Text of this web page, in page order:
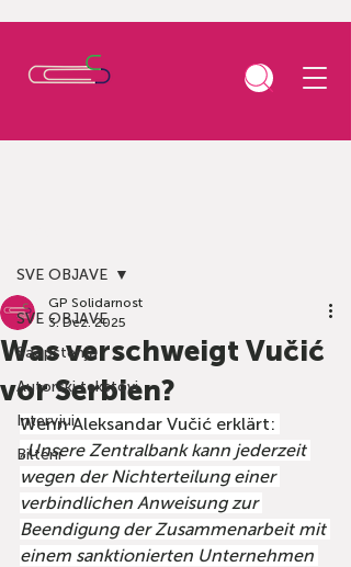
SVE OBJAVE
Saopštenja
Autorski tekstovi
Intervjui
Bilteni
SVE OBJAVE
Was verschweigt Vučić
vor Serbien?
GP Solidarnost
3. Dez. 2025
Wenn Aleksandar Vučić erklärt:
„Unsere Zentralbank kann jederzeit
wegen der Nicht­erteilung einer
verbindlichen Anweisung zur
Beendigung der Zusammenarbeit mit
einem sanktionierten Unternehmen